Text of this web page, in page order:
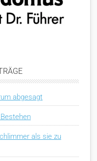
abgesagt
als sie zu